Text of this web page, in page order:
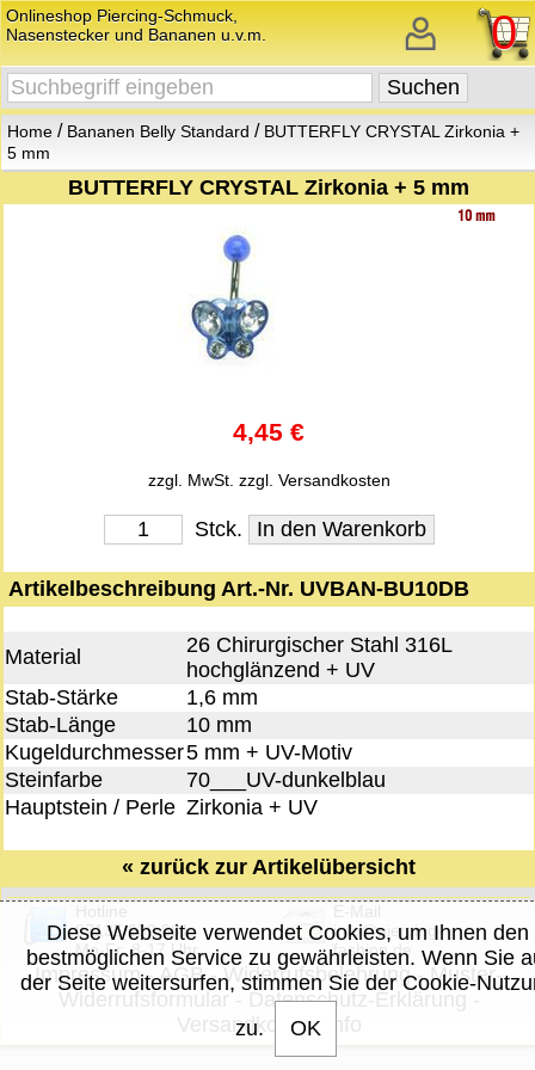
0
Onlineshop Piercing-Schmuck,
Nasenstecker und Bananen u.v.m.
Home / Bananen Belly Standard / BUTTERFLY CRYSTAL Zirkonia +
5 mm
BUTTERFLY CRYSTAL Zirkonia + 5 mm
4,45 €
zzgl. MwSt. zzgl. Versandkosten
Stck.
Artikelbeschreibung Art.-Nr. UVBAN-BU10DB
Material
26 Chirurgischer Stahl 316L
hochglänzend + UV
Stab-Stärke
1,6 mm
Stab-Länge
10 mm
Kugeldurchmesser5 mm + UV-Motiv
Steinfarbe
70___UV-dunkelblau
Hauptstein / Perle Zirkonia + UV
« zurück zur Artikelübersicht
07135/932 881
Mo-Fr: 8-17 Uhr
info@piercing-
fashion.de
Impressum-AGB-Widerrufsbelehrung-Muster-
Widerrufsformular - Datenschutz-Erklärung -
Versandkosten-Info
Diese Webseite verwendet Cookies, um Ihnen den
bestmöglichen Service zu gewährleisten. Wenn Sie
der Seite weitersurfen, stimmen Sie der Cookie-
zu.
OK